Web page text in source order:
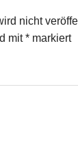
nicht
mit* markiert